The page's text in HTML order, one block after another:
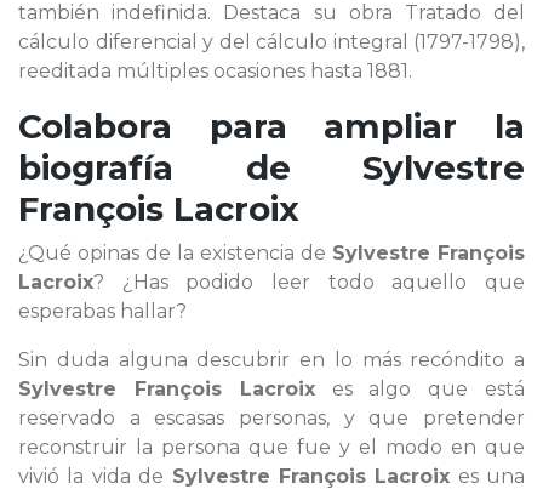
también indefinida. Destaca su obra Tratado del
cálculo diferencial y del cálculo integral (1797-1798),
reeditada múltiples ocasiones hasta 1881.
Colabora para ampliar la
biografía de Sylvestre
François Lacroix
¿Qué opinas de la existencia de Sylvestre François
Lacroix? ¿Has podido leer todo aquello que
esperabas hallar?
Sin duda alguna descubrir en lo más recóndito a
Sylvestre François Lacroixes algo que está
reservado a escasas personas, y que pretender
reconstruir la persona que fue y el modo en que
vivió la vida de Sylvestre François Lacroix es una